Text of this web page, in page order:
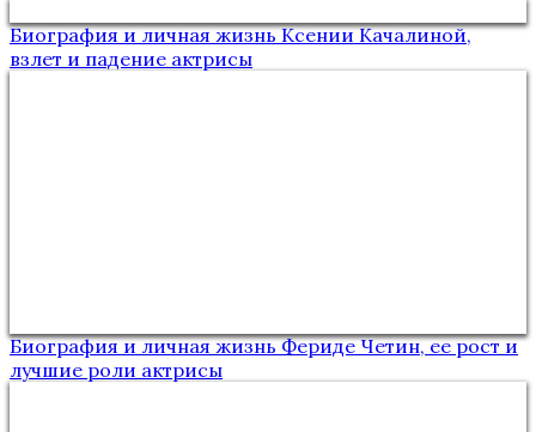
Биография и личная жизнь Ксении Качалиной,
взлет и падение актрисы
Биография и личная жизнь Фериде Четин, ее рост и
лучшие роли актрисы